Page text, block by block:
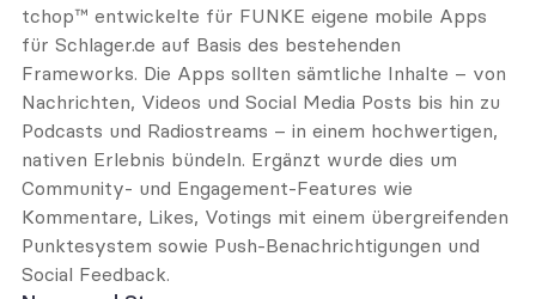
tchop™ entwickelte für FUNKE eigene mobile Apps
für Schlager.de auf Basis des bestehenden
Frameworks. Die Apps sollten sämtliche Inhalte – von
Nachrichten, Videos und Social Media Posts bis hin zu
Podcasts und Radiostreams – in einem hochwertigen,
nativen Erlebnis bündeln. Ergänzt wurde dies um
Community- und Engagement-Features wie
Kommentare, Likes, Votings mit einem übergreifenden
Punktesystem sowie Push-Benachrichtigungen und
Social Feedback.